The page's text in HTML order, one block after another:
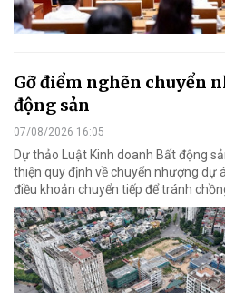
Gỡ điểm nghẽn chuyển
động sản
07/08/2026 16:05
Dự thảo Luật Kinh doanh Bất động
thiện quy định về chuyển nhượng dự
điều khoản chuyển tiếp để tránh